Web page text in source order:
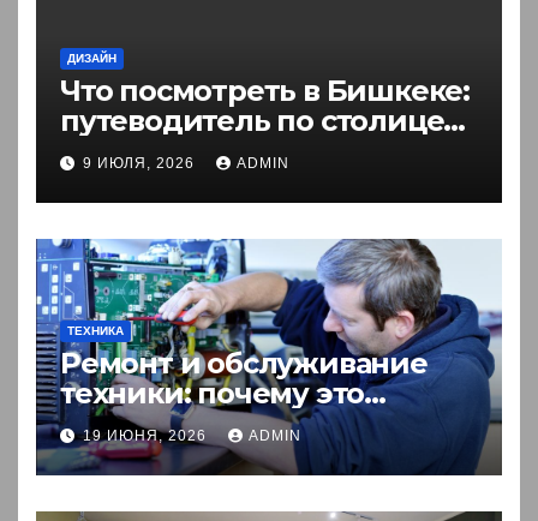
ДИЗАЙН
Что посмотреть в Бишкеке:
путеводитель по столице
Кыргызстана
9 ИЮЛЯ, 2026 ADMIN
ТЕХНИКА
Ремонт и обслуживание
техники: почему это
выгоднее покупки новой?
19 ИЮНЯ, 2026 ADMIN